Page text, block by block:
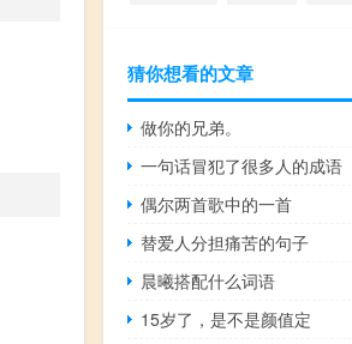
猜你想看的文章
做你的兄弟。
一句话冒犯了很多人的成语
偶尔两首歌中的一首
替爱人分担痛苦的句子
晨曦搭配什么词语
15岁了，是不是颜值定